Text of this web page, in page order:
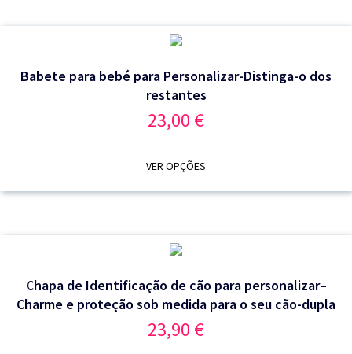
Babete para bebé para Personalizar-Distinga-o dos
restantes
23,00 €
VER OPÇÕES
Chapa de Identificação de cão para personalizar–
Charme e proteção sob medida para o seu cão-dupla
23,90 €